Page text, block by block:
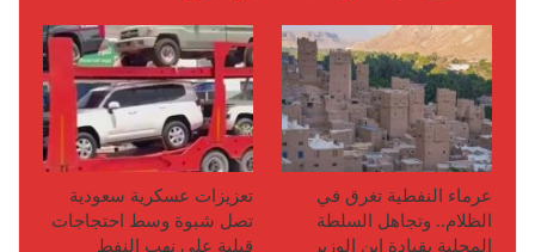
عرماء النفطية تغرق في
الظلام.. وتجاهل السلطة
المحلية بقيادة ابن الوزير
تعزيزات عسكرية سعودية
تصل شبوة وسط احتجاجات
قبلية على نهب النفط